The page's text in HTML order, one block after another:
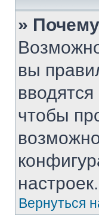
»
вы
чтобы
настроек.
Вернуться